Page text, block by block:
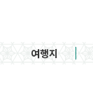
여행지